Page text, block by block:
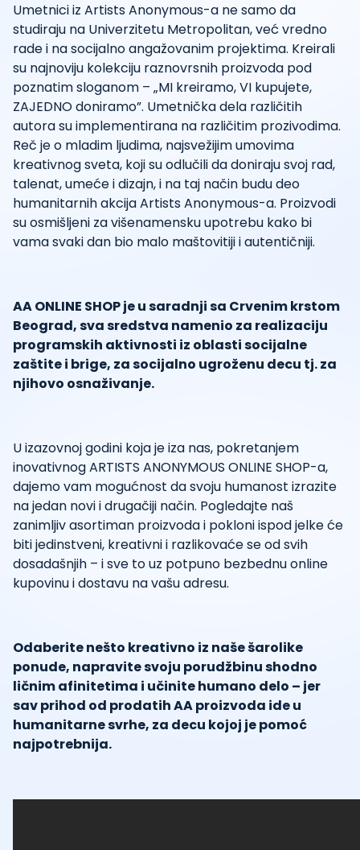
Umetnici iz Artists Anonymous-a ne samo da
studiraju na Univerzitetu Metropolitan, već vredno
rade i na socijalno angažovanim projektima. Kreirali
su najnoviju kolekciju raznovrsnih proizvoda pod
poznatim sloganom – „MI kreiramo, VI kupujete,
ZAJEDNO doniramo”. Umetnička dela različitih
autora su implementirana na različitim prozivodima.
Reč je o mladim ljudima, najsvežijim umovima
kreativnog sveta, koji su odlučili da doniraju svoj rad,
talenat, umeće i dizajn, i na taj način budu deo
humanitarnih akcija Artists Anonymous-a. Proizvodi
su osmišljeni za višenamensku upotrebu kako bi
vama svaki dan bio malo maštovitiji i autentičniji.
AA ONLINE SHOP je u saradnji sa Crvenim krstom
Beograd, sva sredstva namenio za realizaciju
programskih aktivnosti iz oblasti socijalne
zaštite i brige, za socijalno ugroženu decu tj. za
njihovo osnaživanje.
U izazovnoj godini koja je iza nas, pokretanjem
inovativnog ARTISTS ANONYMOUS ONLINE SHOP-a,
dajemo vam mogućnost da svoju humanost izrazite
na jedan novi i drugačiji način. Pogledajte naš
zanimljiv asortiman proizvoda i pokloni ispod jelke će
biti jedinstveni, kreativni i razlikovaće se od svih
dosadašnjih – i sve to uz potpuno bezbednu online
kupovinu i dostavu na vašu adresu.
Odaberite nešto kreativno iz naše šarolike
ponude, napravite svoju porudžbinu shodno
ličnim afinitetima i učinite humano delo – jer
sav prihod od prodatih AA proizvoda ide u
humanitarne svrhe, za decu kojoj je pomoć
najpotrebnija.